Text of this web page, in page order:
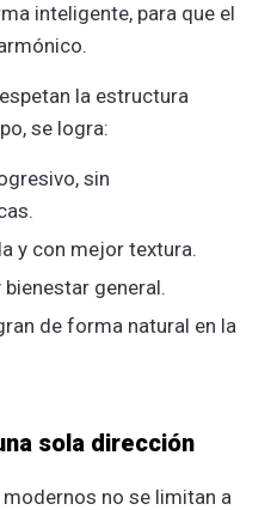
inteligente, para que el
la estructura
se logra:
sin
y con mejor textura.
general.
de forma natural en la
sola dirección
no se limitan a